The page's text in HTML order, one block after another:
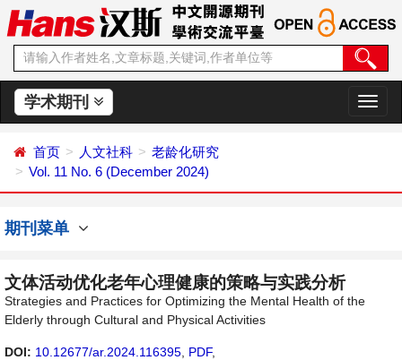
学术期刊
切
换
首页 人文社科
老龄化研究
Vol. 11 No. 6 (December 2024)
期刊菜单
文体活动优化老年心理健康的策略与实践分析
Strategies and Practices for Optimizing the Mental Health of the
Elderly through Cultural and Physical Activities
DOI: 10.12677/ar.2024.116395 PDF,